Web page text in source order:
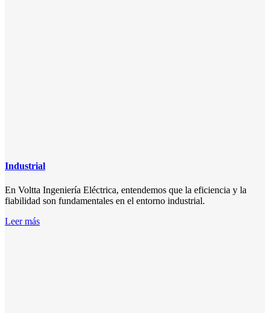
Industrial
En Voltta Ingeniería Eléctrica, entendemos que la eficiencia y la
fiabilidad son fundamentales en el entorno industrial.
Leer más